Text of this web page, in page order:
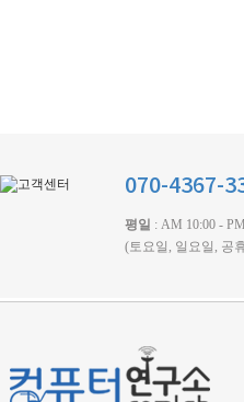
070-4367-
평일 : AM 10:00 -
(토요일, 일요일, 공